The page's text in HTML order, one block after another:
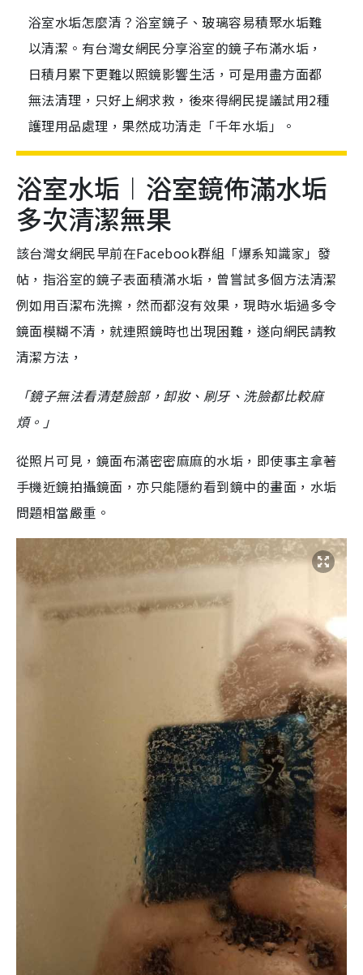
浴室水垢怎麼清？浴室鏡子、玻璃容易積聚水垢難
以清潔。有台灣女網民分享浴室的鏡子布滿水垢，
日積月累下更難以照鏡影響生活，可是用盡方面都
無法清理，只好上網求救，後來得網民提議試用2種
護理用品處理，果然成功清走「千年水垢」。
浴室水垢︱浴室鏡佈滿水垢
多次清潔無果
該台灣女網民早前在Facebook群組「爆系知識家」發
帖，指浴室的鏡子表面積滿水垢，曾嘗試多個方法清潔
例如用百潔布洗擦，然而都沒有效果，現時水垢過多令
鏡面模糊不清，就連照鏡時也出現困難，遂向網民請教
清潔方法，
「鏡子無法看清楚臉部，卸妝、刷牙、洗臉都比較麻
煩。」
從照片可見，鏡面布滿密密麻麻的水垢，即使事主拿著
手機近鏡拍攝鏡面，亦只能隱約看到鏡中的畫面，水垢
問題相當嚴重。